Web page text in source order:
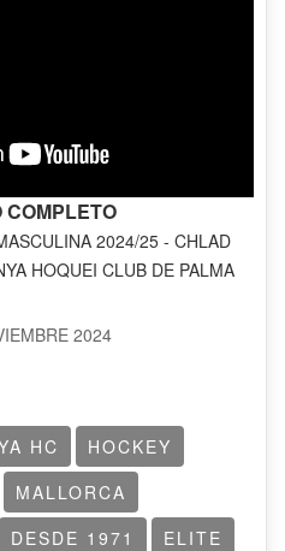
COMPLETO
2024/25 - CHLAD
HOQUEI CLUB DE PALMA
2024
HC
HOCKEY
MALLORCA
DESDE 1971
ELITE